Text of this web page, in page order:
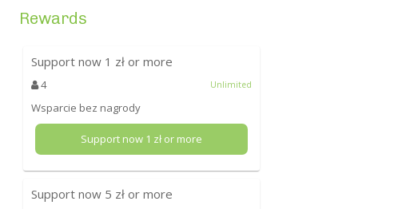
Rewards
Support now 1 zł or more
4 Unlimited
Wsparcie bez nagrody
Support now 1 zł or more
Support now 5 zł or more